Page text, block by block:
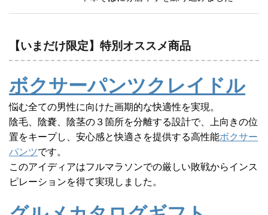
【いまだけ限定】特別オススメ商品
ボクサーパンツクレイドル
悩む全ての男性に向けた画期的な快適性を実現。
陰毛、陰嚢、陰茎の３箇所を分離する設計で、上向きの位
置をキープし、安心感と快適さを提供する高性能ボクサー
パンツです。
このアイディアはフルマラソンでの厳しい敗戦からインス
ピレーションを得て実現しました。